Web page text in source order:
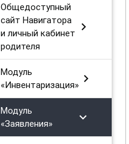
Общедоступный
сайт Навигатора
и личный кабинет
родителя
chevron_right
Модуль
«Инвентаризация» chevron_right
Модуль
«Заявления»
chevron_right